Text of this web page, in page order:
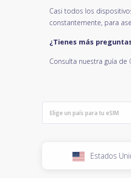
Casi todos los
constantemente, para
¿Tienes más
Consulta nuestra guía de
Estados